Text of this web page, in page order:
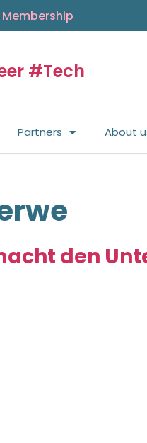
Membership
#Tech
Partners About
den